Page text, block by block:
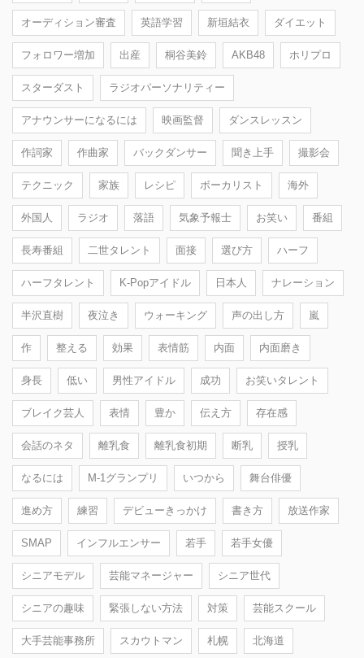
オーディション審査 英語学習 新垣結衣 ダイエット
フォロワー増加 出産 桐谷美鈴 AKB48 ホリプロ
スターダスト ラジオパーソナリティー
アナウンサーになるには 映画監督 ダンスレッスン
作詞家 作曲家 バックダンサー 聞き上手 撮影会
テクニック 家族 レシピ ボーカリスト 海外
外国人 ラジオ 落語 気象予報士 お笑い 番組
長寿番組 二世タレント 面接 選び方 ハーフ
ハーフタレント K-Popアイドル 日本人 ナレーション
半沢直樹 夜泣き ウォーキング 声の出し方 嵐
作 整える 効果 表情筋 内面 内面磨き
身長 低い 男性アイドル 成功 お笑いタレント
ブレイク芸人 表情 豊か 伝え方 存在感
会話のネタ 離乳食 離乳食初期 断乳 授乳
なるには M-1グランプリ いつから 舞台俳優
進め方 練習 デビューきっかけ 書き方 放送作家
SMAP インフルエンサー 若手 若手女優
シニアモデル 芸能マネージャー シニア世代
シニアの趣味 緊張しない方法 対策 芸能スクール
大手芸能事務所 スカウトマン 札幌 北海道